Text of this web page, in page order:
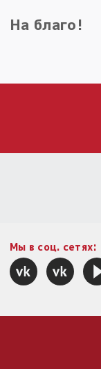
На благо!
Мы в соц. сетях: